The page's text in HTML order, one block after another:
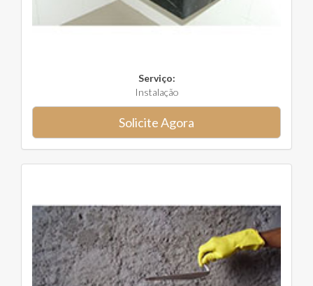
Serviço:
Instalação
Solicite Agora